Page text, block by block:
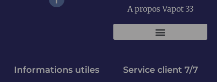
A propos Vapot 33
Informations utiles Service client 7/7